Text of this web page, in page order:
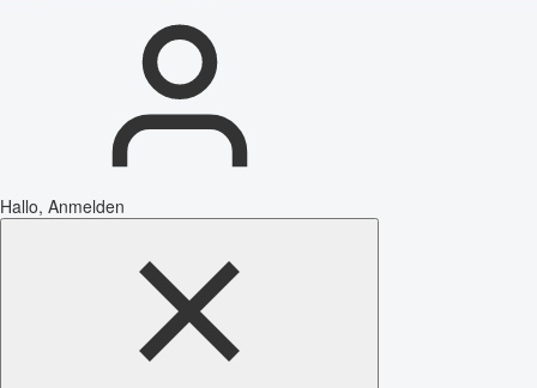
Hallo, Anmelden